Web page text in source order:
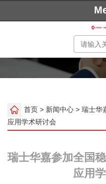
首页 > 新闻中心 > 瑞士华
应用学术研讨会
瑞士华嘉参加全国
应用